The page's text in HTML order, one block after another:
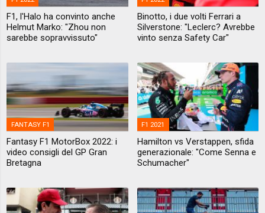
F1, l'Halo ha convinto anche
Helmut Marko: "Zhou non
sarebbe sopravvissuto"
Binotto, i due volti Ferrari a
Silverstone: "Leclerc? Avrebbe
vinto senza Safety Car"
FANTASY F1
Fantasy F1 MotorBox 2022: i
video consigli del GP Gran
Bretagna
F1 2021
Hamilton vs Verstappen, sfida
generazionale: "Come Senna e
Schumacher"